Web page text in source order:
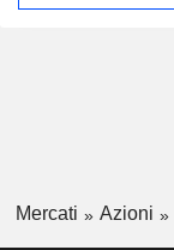
Mercati Azioni